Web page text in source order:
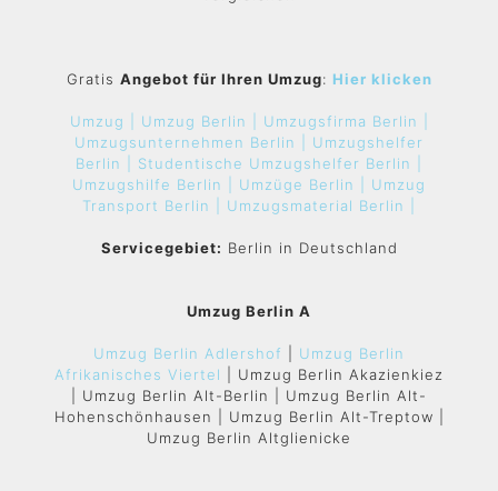
Gratis Angebot für Ihren Umzug: Hier klicken
Umzug | Umzug Berlin |
Umzugsfirma Berlin |
Umzugsunternehmen Berlin | Umzugshelfer
Berlin | Studentische Umzugshelfer Berlin |
Umzugshilfe Berlin | Umzüge Berlin | Umzug
Transport Berlin | Umzugsmaterial Berlin |
Servicegebiet: Berlin in Deutschland
Umzug Berlin A
Umzug Berlin Adlershof
Umzug Berlin
Afrikanisches Viertel
| Umzug Berlin Akazienkiez
| Umzug Berlin Alt-Berlin | Umzug Berlin Alt-
Hohenschönhausen | Umzug Berlin Alt-Treptow |
Umzug Berlin Altglienicke